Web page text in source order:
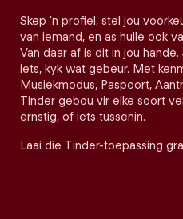
Skep 'n profiel, stel jou
van iemand, en as hulle ook
Van daar af is dit in jou
iets, kyk wat gebeur. Met
Musiekmodus, Paspoort,
Tinder gebou vir elke soort
ernstig, of iets tussenin.
Laai die Tinder-toepassing